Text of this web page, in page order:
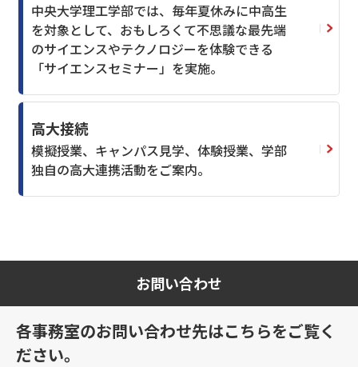
中央大学理工学部では、毎年夏休みに中高生
を対象として、おもしろくて不思議な最先端
のサイエンスやテクノロジーを体験できる
「サイエンスセミナー」を実施。
高大接続
模擬授業、キャンパス見学、体験授業、学部
独自の高大連携活動をご案内。
お問い合わせ
各事務室のお問い合わせ先はこちらをご覧く
ださい。